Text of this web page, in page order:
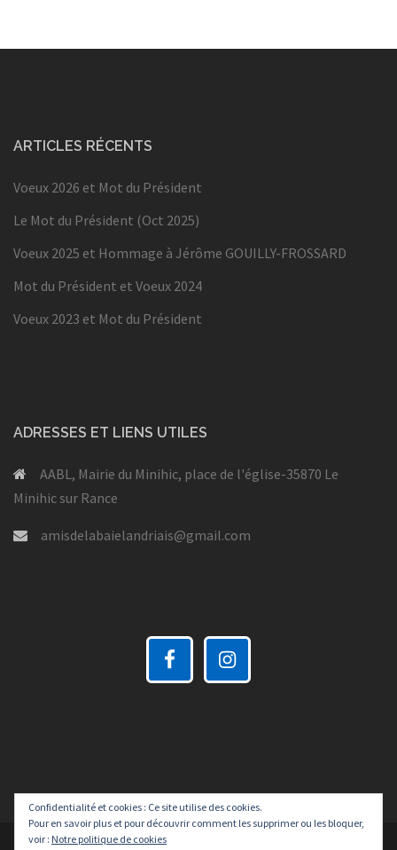
ARTICLES RÉCENTS
Voeux 2026 et Mot du Président
Le Mot du Président (Oct 2025)
Voeux 2025 et Hommage à Jérôme GOUILLY-FROSSARD
Mot du Président et Voeux 2024
Voeux 2023 et Mot du Président
ADRESSES ET LIENS UTILES
AABL, Mairie du Minihic, place de l'église-35870 Le
Minihic sur Rance
amisdelabaielandriais@gmail.com
Confidentialité et cookies : Ce site utilise des cookies.
Pour en savoir plus et pour découvrir comment les supprimer ou les bloquer,
voir : Notre politique de cookies